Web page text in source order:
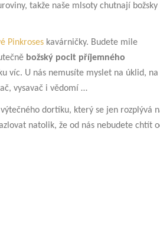
takže naše mlsoty chutnají božsky
Pinkroses kavárničky. Budete mile
božský pocit příjemného
víc. U nás nemusíte myslet na úklid, na
vysavač i vědomí …
dortíku, který se jen rozplývá
natolik, že od nás nebudete chtít